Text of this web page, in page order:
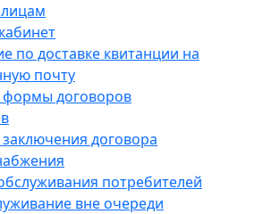
по доставке квитанции на
почту
договоров
договора
потребителей
вне очереди